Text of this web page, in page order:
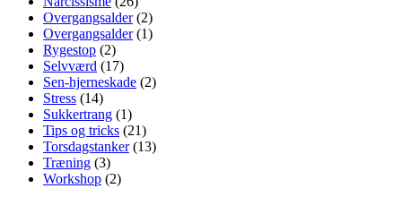
Overgangsalder(2)
Overgangsalder(1)
Rygestop (2)
Selvværd (17)
Sen-hjerneskade (2)
Stress (14)
Sukkertrang (1)
Tips og tricks (21)
Torsdagstanker(13)
Træning (3)
Workshop (2)